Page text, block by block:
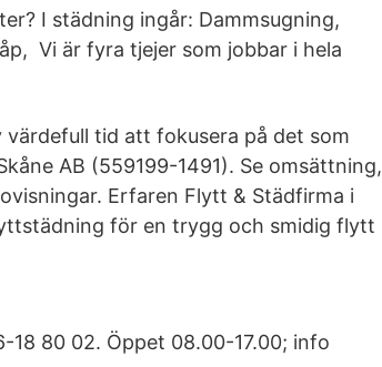
I städning ingår: Dammsugning,
Vi är fyra tjejer som jobbar i hela
tid att fokusera på det som
AB (559199-1491). Se omsättning,
Erfaren Flytt & Städfirma i
för en trygg och smidig flytt
18 80 02. Öppet 08.00-17.00; info